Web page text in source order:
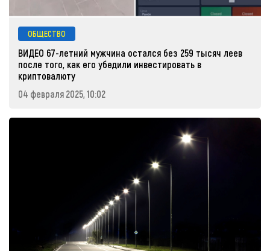
ОБЩЕСТВО
ВИДЕО 67-летний мужчина остался без 259 тысяч леев
после того, как его убедили инвестировать в
криптовалюту
04 февраля 2025, 10:02